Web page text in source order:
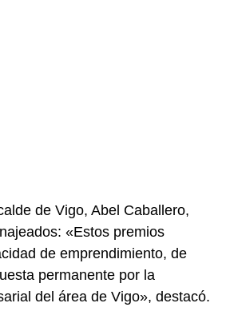
de Vigo, Abel Caballero,
«Estos premios
de emprendimiento, de
permanente por la
del área de Vigo», destacó.